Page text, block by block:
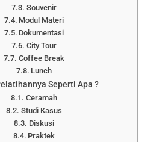
Souvenir
Modul Materi
Dokumentasi
City Tour
Coffee Break
Lunch
Seperti Apa ?
Ceramah
Studi Kasus
Diskusi
Praktek